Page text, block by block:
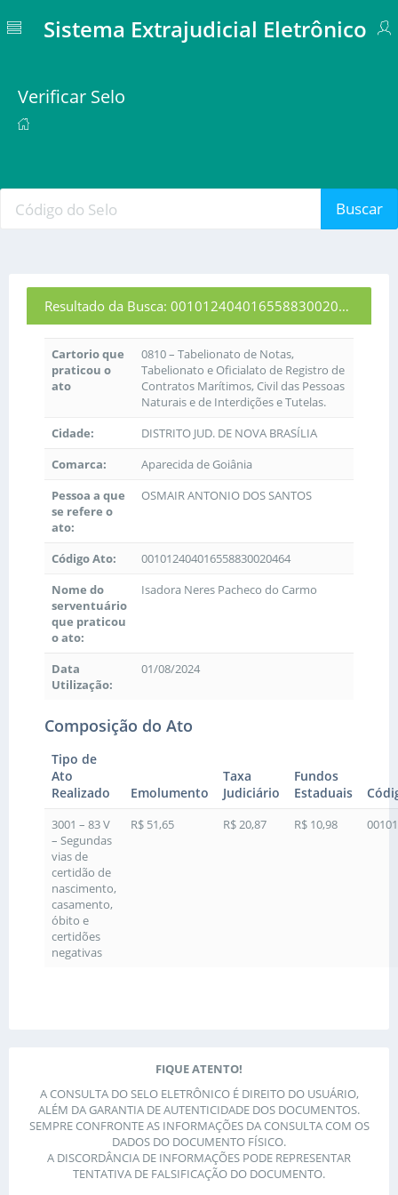
Sistema Extrajudicial Eletrônico
Verificar Selo
Buscar
Resultado da Busca: 001012404016558830020464
Cartorio que
praticou o
ato
0810 – Tabelionato de Notas,
Tabelionato e Oficialato de Registro de
Contratos Marítimos, Civil das Pessoas
Naturais e de Interdições e Tutelas.
Cidade:
DISTRITO JUD. DE NOVA BRASÍLIA
Comarca:
Aparecida de Goiânia
Pessoa a que
se refere o
ato:
OSMAIR ANTONIO DOS SANTOS
Código Ato:
001012404016558830020464
Nome do
serventuário
que praticou
o ato:
Isadora Neres Pacheco do Carmo
Data
Utilização:
01/08/2024
Composição do Ato
Tipo de
Ato
Realizado
Emolumento
Taxa
Judiciário
Fundos
Estaduais
3001 – 83 V
– Segundas
vias de
certidão de
nascimento,
casamento,
óbito e
certidões
negativas
R$ 51,65 R$ 20,87 R$ 10,98
FIQUE ATENTO!
A CONSULTA DO SELO ELETRÔNICO É DIREITO DO USUÁRIO,
ALÉM DA GARANTIA DE AUTENTICIDADE DOS DOCUMENTOS.
SEMPRE CONFRONTE AS INFORMAÇÕES DA CONSULTA COM OS
DADOS DO DOCUMENTO FÍSICO.
A DISCORDÂNCIA DE INFORMAÇÕES PODE REPRESENTAR
TENTATIVA DE FALSIFICAÇÃO DO DOCUMENTO.